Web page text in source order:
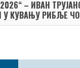
– ИВАН
У КУВАЊУ РИБЉЕ